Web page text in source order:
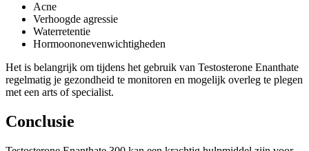
Acne
Verhoogde agressie
Waterretentie
Hormoononevenwichtigheden
Het is belangrijk om tijdens het gebruik van Testosterone Enanthate
regelmatig je gezondheid te monitoren en mogelijk overleg te plegen
met een arts of specialist.
Conclusie